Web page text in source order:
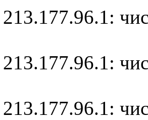
213.177.96.1:
213.177.96.1:
213.177.96.1: